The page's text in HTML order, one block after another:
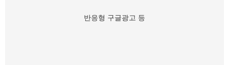
반응형 구글광고 등